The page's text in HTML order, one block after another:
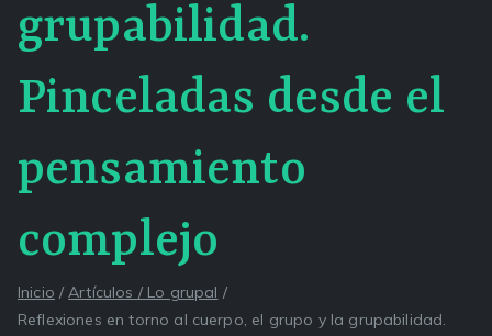
grupabilidad.
Pinceladas desde el
pensamiento
complejo
Inicio
Artículos / Lo grupal
Reflexiones en torno al cuerpo, el grupo y la grupabilidad.